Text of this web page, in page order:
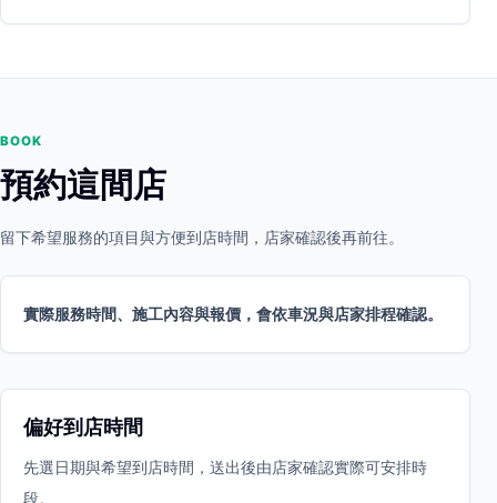
BOOK
預約這間店
留下希望服務的項目與方便到店時間，店家確認後再前往。
實際服務時間、施工內容與報價，會依車況與店家排程確認。
偏好到店時間
先選日期與希望到店時間，送出後由店家確認實際可安排時
段。